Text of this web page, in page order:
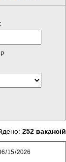
252 вакансій